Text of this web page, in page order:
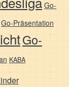
Go-
Go-Präsentation
Go-
KABA